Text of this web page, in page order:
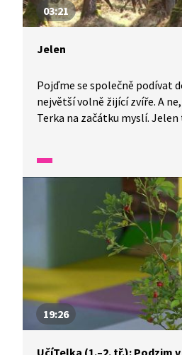
03:21
Jelen
Pojďme se společně podívat
největší volně žijící zvíře. A
Terka na začátku myslí.
parohy.
19:26
UčíTelka (1.–2. tř.): Podzim